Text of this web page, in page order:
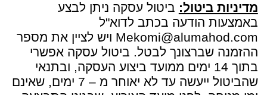
מדיניות ביטול: ביטול עסקה ניתן לבצע
באמצעות הודעה בכתב לדוא"ל
Mekomi@alumahod.com ויש לציין את מספר
ההזמנה שברצונך לבטל. ביטול עסקה אפשרי
בתוך 14 ימים ממועד ביצוע העסקה, ובתנאי
שהביטול ייעשה עד לא יאוחר מ – 7 ימים, שאינם